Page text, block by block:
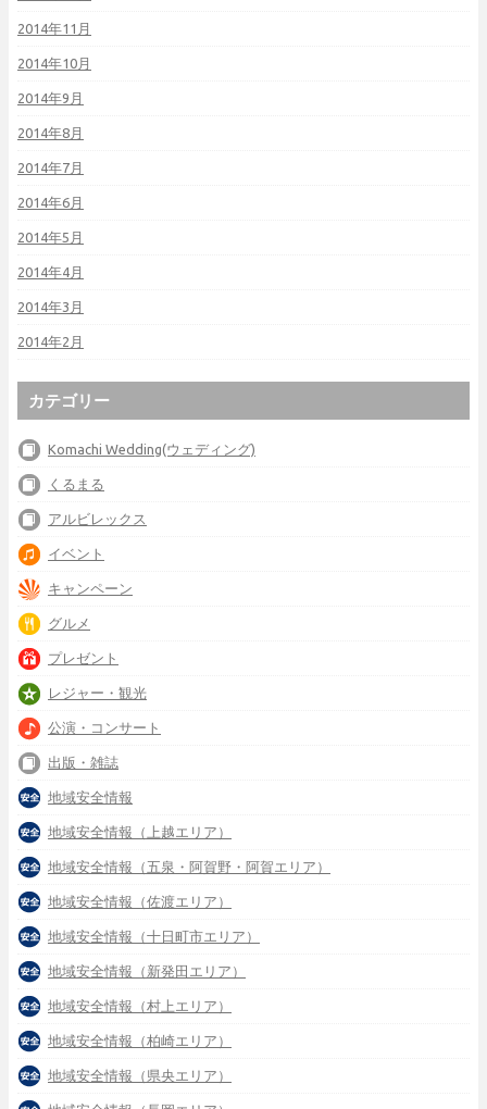
2014年11月
2014年10月
2014年9月
2014年8月
2014年7月
2014年6月
2014年5月
2014年4月
2014年3月
2014年2月
カテゴリー
Komachi Wedding(ウェディング)
くるまる
アルビレックス
イベント
キャンペーン
グルメ
プレゼント
レジャー・観光
公演・コンサート
出版・雑誌
地域安全情報
地域安全情報（上越エリア）
地域安全情報（五泉・阿賀野・阿賀エリア）
地域安全情報（佐渡エリア）
地域安全情報（十日町市エリア）
地域安全情報（新発田エリア）
地域安全情報（村上エリア）
地域安全情報（柏崎エリア）
地域安全情報（県央エリア）